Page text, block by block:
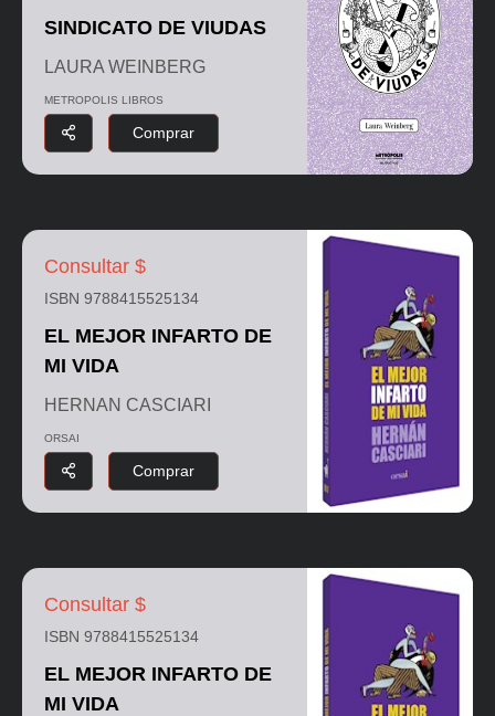
SINDICATO DE VIUDAS
LAURA WEINBERG
METROPOLIS LIBROS
Comprar
Consultar $
ISBN 9788415525134
EL MEJOR INFARTO DE
MI VIDA
HERNAN CASCIARI
ORSAI
Comprar
Consultar $
ISBN 9788415525134
EL MEJOR INFARTO DE
MI VIDA